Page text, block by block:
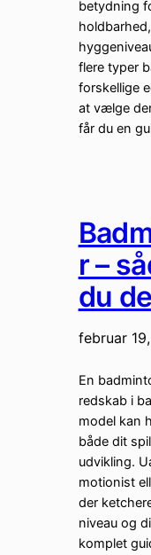
betydning
flere typer
forskellige
at vælge
får du en
r –
du
februar
En
redskab i
model kan
både dit
udvikling.
motionist
der
niveau og
komplet